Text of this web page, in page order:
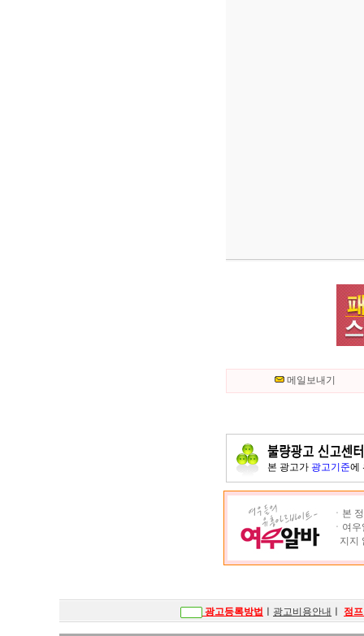
메일보내기
본 광고가 광고기준에
ㆍ본
ㆍ여
지지
광고등록방법 광고비용안내 점